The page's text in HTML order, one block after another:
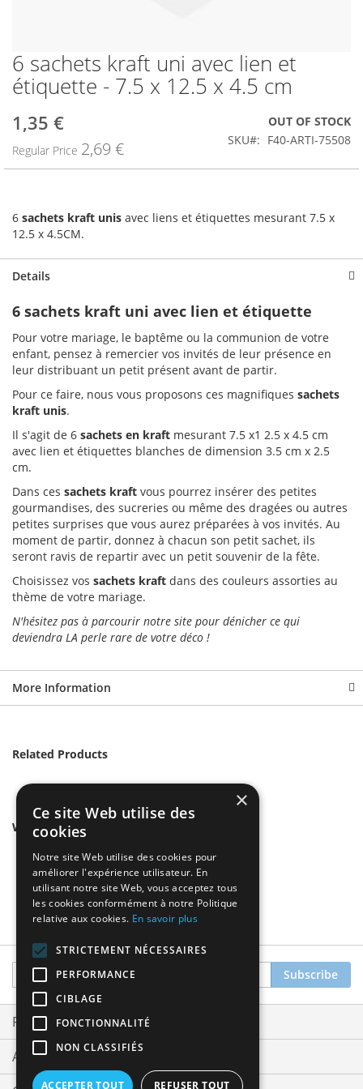
Skip
to
the
of
images
gallery
6 sachets kraft uni avec lien et
étiquette - 7.5 x 12.5 x 4.5 cm
Special
Price
1,35 €
Regular Price 2,69 €
OUT OF STOCK
SKU
F40-ARTI-75508
6 sachets kraft unis avec liens et étiquettes mesurant 7.5 x
12.5 x 4.5CM.
Details
6 sachets kraft uni avec lien et étiquette
Pour votre mariage, le baptême ou la communion de votre
enfant, pensez à remercier vos invités de leur présence en
leur distribuant un petit présent avant de partir.
Pour ce faire, nous vous proposons ces magnifiques sachets
kraft unis.
Il s'agit de 6 sachets en kraft mesurant 7.5 x1 2.5 x 4.5 cm
avec lien et étiquettes blanches de dimension 3.5 cm x 2.5
cm.
Dans ces sachets kraft vous pourrez insérer des petites
gourmandises, des sucreries ou même des dragées ou autres
petites surprises que vous aurez préparées à vos invités. Au
moment de partir, donnez à chacun son petit sachet, ils
seront ravis de repartir avec un petit souvenir de la fête.
Choisissez vos sachets kraft dans des couleurs assorties au
thème de votre mariage.
N'hésitez pas à parcourir notre site pour dénicher ce qui
deviendra LA perle rare de votre déco !
More Information
Related Products
We found other products you might like!
Sign
Up
for
Our
Newsletter:
Subscribe
Privacy and Cookie Policy
Advanced Search
×
Ce site Web utilise des
cookies
Notre site Web utilise des cookies pour
améliorer l'expérience utilisateur. En
utilisant notre site Web, vous acceptez tous
les cookies conformément à notre Politique
relative aux cookies. En savoir plus
STRICTEMENT NÉCESSAIRES
PERFORMANCE
CIBLAGE
FONCTIONNALITÉ
NON CLASSIFIÉS
ACCEPTER TOUT REFUSER TOUT